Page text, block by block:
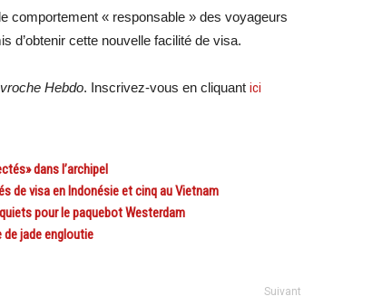
comportement « responsable » des voyageurs
d’obtenir cette nouvelle facilité de visa.
Hebdo. Inscrivez-vous en cliquant ici
dans l’archipel
de visa en Indonésie et cinq au Vietnam
pour le paquebot Westerdam
de jade engloutie
Suivant